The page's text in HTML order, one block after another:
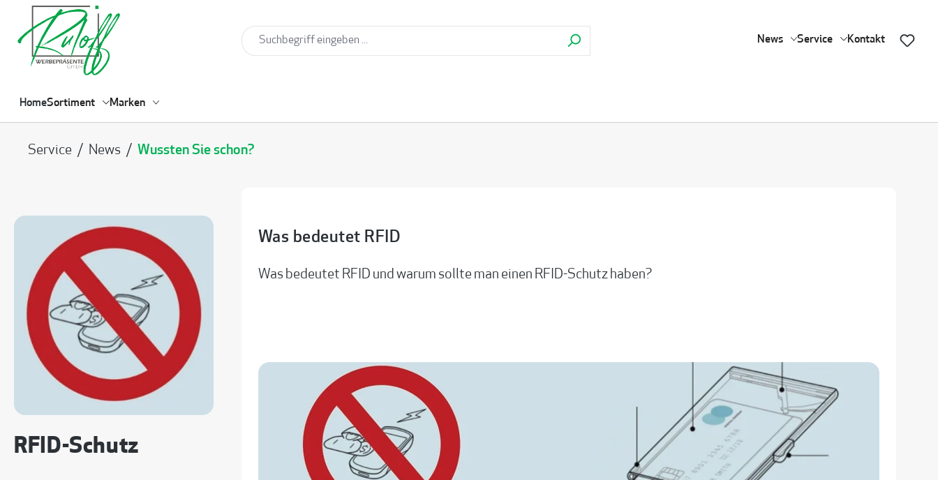
Zur Hauptnavigation springen
News Service Kontakt
HomeSortiment Marken
Service / News / Wussten Sie schon?
RFID-Schutz
Was bedeutet RFID
Was bedeutet RFID und warum sollte man einen RFID-Schutz haben?